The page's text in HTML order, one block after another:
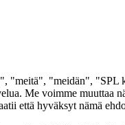
"meitä", "meidän", "SPL
Me voimme muuttaa
että hyväksyt nämä